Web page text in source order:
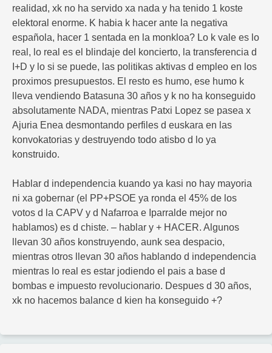
realidad, xk no ha servido xa nada y ha tenido 1 koste
elektoral enorme. K habia k hacer ante la negativa
española, hacer 1 sentada en la monkloa? Lo k vale es lo
real, lo real es el blindaje del koncierto, la transferencia d
I+D y lo si se puede, las politikas aktivas d empleo en los
proximos presupuestos. El resto es humo, ese humo k
lleva vendiendo Batasuna 30 años y k no ha konseguido
absolutamente NADA, mientras Patxi Lopez se pasea x
Ajuria Enea desmontando perfiles d euskara en las
konvokatorias y destruyendo todo atisbo d lo ya
konstruido.
Hablar d independencia kuando ya kasi no hay mayoria
ni xa gobernar (el PP+PSOE ya ronda el 45% de los
votos d la CAPV y d Nafarroa e Iparralde mejor no
hablamos) es d chiste. – hablar y + HACER. Algunos
llevan 30 años konstruyendo, aunk sea despacio,
mientras otros llevan 30 años hablando d independencia
mientras lo real es estar jodiendo el pais a base d
bombas e impuesto revolucionario. Despues d 30 años,
xk no hacemos balance d kien ha konseguido +?